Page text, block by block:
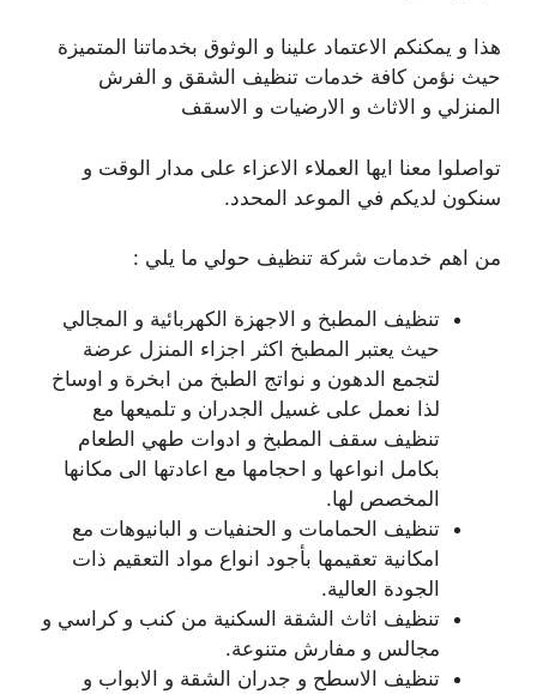
هذا و يمكنكم الاعتماد علينا و الوثوق بخدماتنا المتميزة
حيث نؤمن كافة خدمات تنظيف الشقق و الفرش
المنزلي و الاثاث و الارضيات و الاسقف
تواصلوا معنا ايها العملاء الاعزاء على مدار الوقت و
سنكون لديكم في الموعد المحدد.
من اهم خدمات شركة تنظيف حولي ما يلي :
تنظيف المطبخ و الاجهزة الكهربائية و المجالي
حيث يعتبر المطبخ اكثر اجزاء المنزل عرضة
لتجمع الدهون و نواتج الطبخ من ابخرة و اوساخ
لذا نعمل على غسيل الجدران و تلميعها مع
تنظيف سقف المطبخ و ادوات طهي الطعام
بكامل انواعها و احجامها مع اعادتها الى مكانها
المخصص لها.
تنظيف الحمامات و الحنفيات و البانيوهات مع
امكانية تعقيمها بأجود انواع مواد التعقيم ذات
الجودة العالية.
تنظيف اثاث الشقة السكنية من كنب و كراسي و
مجالس و مفارش متنوعة.
تنظيف الاسطح و جدران الشقة و الابواب و